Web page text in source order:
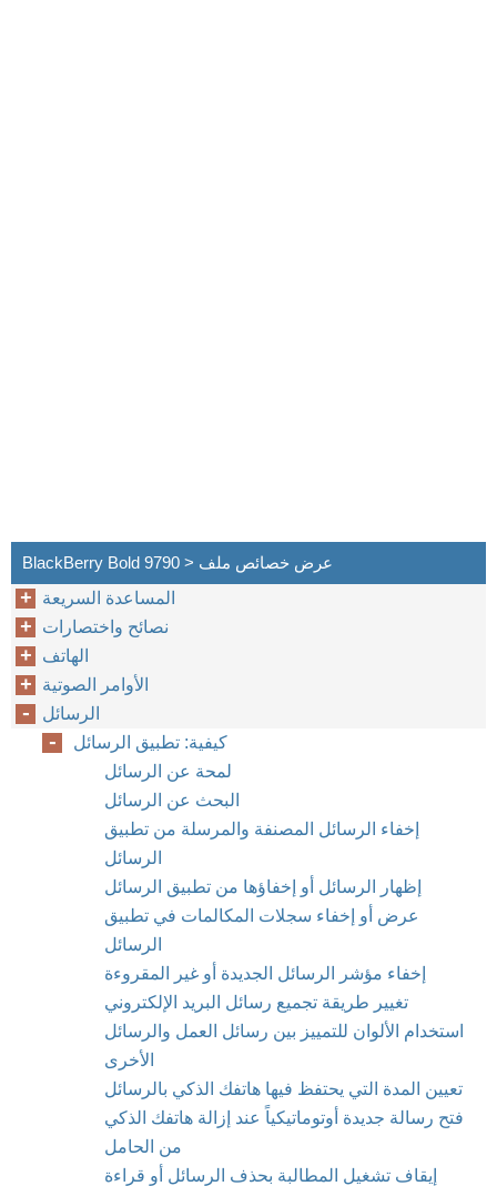
BlackBerry Bold 9790 > عرض خصائص ملف
المساعدة السريعة
نصائح واختصارات
الهاتف
الأوامر الصوتية
الرسائل
كيفية: تطبيق الرسائل
لمحة عن الرسائل
البحث عن الرسائل
إخفاء الرسائل المصنفة والمرسلة من تطبيق
الرسائل
إظهار الرسائل أو إخفاؤها من تطبيق الرسائل
عرض أو إخفاء سجلات المكالمات في تطبيق
الرسائل
إخفاء مؤشر الرسائل الجديدة أو غير المقروءة
تغيير طريقة تجميع رسائل البريد الإلكتروني
استخدام الألوان للتمييز بين رسائل العمل والرسائل
الأخرى
تعيين المدة التي يحتفظ فيها هاتفك الذكي بالرسائل
فتح رسالة جديدة أوتوماتيكياً عند إزالة هاتفك الذكي
من الحامل
إيقاف تشغيل المطالبة بحذف الرسائل أو قراءة